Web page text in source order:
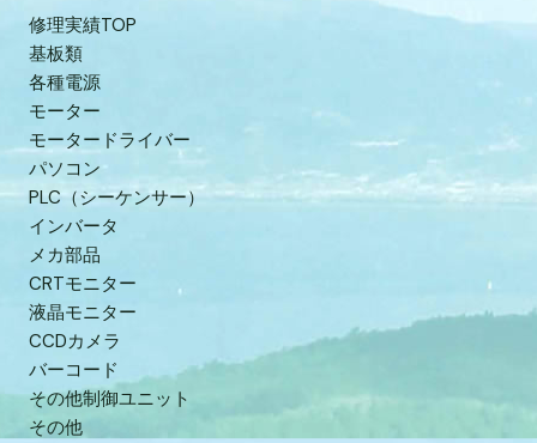
修理実績TOP
基板類
各種電源
モーター
モータードライバー
パソコン
PLC（シーケンサー）
インバータ
メカ部品
CRTモニター
液晶モニター
CCDカメラ
バーコード
その他制御ユニット
その他